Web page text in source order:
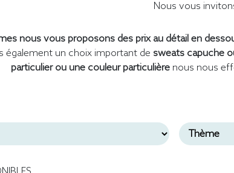
Nous vous
nous vous proposons des prix au détail en
également un choix important de sweats capuche
particulier ou une couleur particulière nous nous